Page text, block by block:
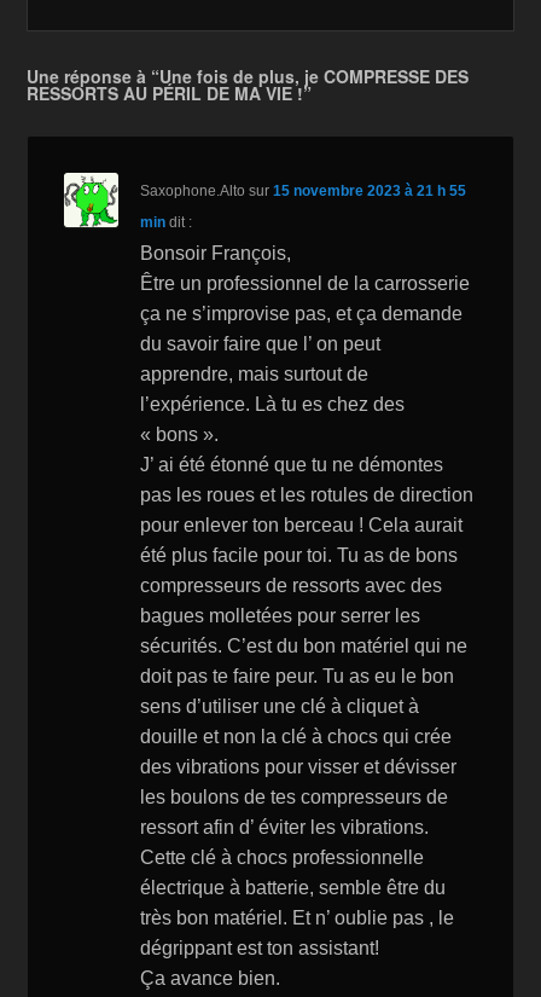
o
o
k
n
W
h
Li
st
n
k
Une réponse à “Une fois de plus, je COMPRESSE DES
RESSORTS AU PÉRIL DE MA VIE !”
Saxophone.Alto sur15 novembre 2023 à 21 h 55
min dit :
Bonsoir François,
Être un professionnel de la carrosserie
ça ne s’improvise pas, et ça demande
du savoir faire que l’ on peut
apprendre, mais surtout de
l’expérience. Là tu es chez des
« bons ».
J’ ai été étonné que tu ne démontes
pas les roues et les rotules de direction
pour enlever ton berceau ! Cela aurait
été plus facile pour toi. Tu as de bons
compresseurs de ressorts avec des
bagues molletées pour serrer les
sécurités. C’est du bon matériel qui ne
doit pas te faire peur. Tu as eu le bon
sens d’utiliser une clé à cliquet à
douille et non la clé à chocs qui crée
des vibrations pour visser et dévisser
les boulons de tes compresseurs de
ressort afin d’ éviter les vibrations.
Cette clé à chocs professionnelle
électrique à batterie, semble être du
très bon matériel. Et n’ oublie pas , le
dégrippant est ton assistant!
Ça avance bien.